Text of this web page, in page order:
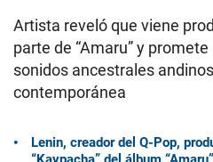
Artista reveló que viene
parte de “Amaru” y
sonidos ancestrales
contemporánea
Lenin, creador del Q-Pop,